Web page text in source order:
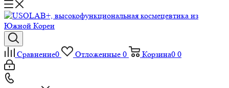
Сравнение0 Отложенные 0 Корзина0 0